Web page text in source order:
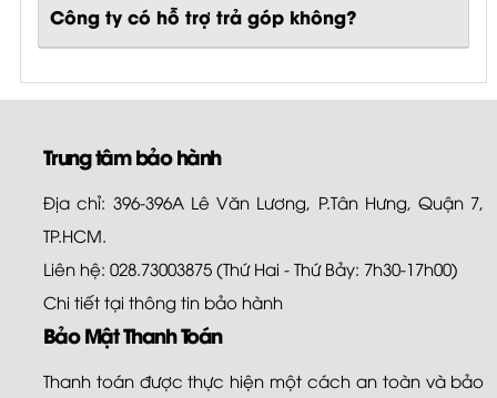
Công ty có hỗ trợ trả góp không?
Trung tâm bảo hành
Địa chỉ: 396-396A Lê Văn Lương, P.Tân Hưng, Quận 7,
TP.HCM.
Liên hệ: 028.73003875 (Thứ Hai - Thứ Bảy: 7h30-17h00)
Chi tiết tại thông tin bảo hành
Bảo Mật Thanh Toán
Thanh toán được thực hiện một cách an toàn và bảo